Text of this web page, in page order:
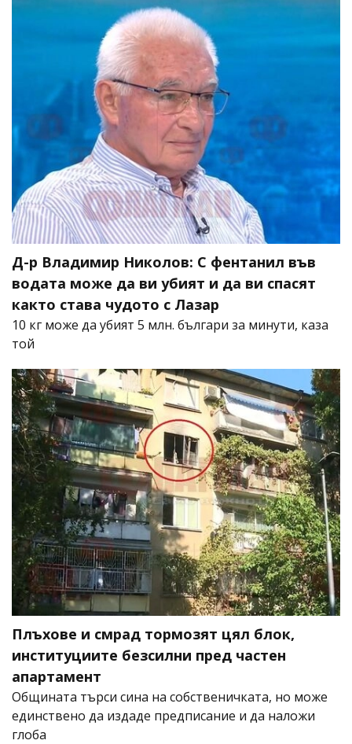
Д-р Владимир Николов: С фентанил във
водата може да ви убият и да ви спасят
както става чудото с Лазар
10 кг може да убият 5 млн. българи за минути, каза
той
Плъхове и смрад тормозят цял блок,
институциите безсилни пред частен
апартамент
Общината търси сина на собственичката, но може
единствено да издаде предписание и да наложи
глоба